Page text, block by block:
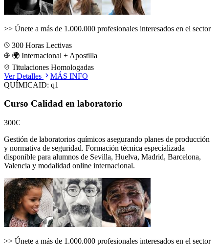
>> Únete a más de 1.000.000 profesionales interesados en el sector
300 Horas Lectivas
🌍 Internacional + Apostilla
Titulaciones Homologadas
Ver Detalles
MÁS INFO
QUÍMICAID: q1
Curso Calidad en laboratorio
300€
Gestión de laboratorios químicos asegurando planes de producción
y normativa de seguridad. Formación técnica especializada
disponible para alumnos de Sevilla, Huelva, Madrid, Barcelona,
Valencia y modalidad online internacional.
>> Únete a más de 1.000.000 profesionales interesados en el sector